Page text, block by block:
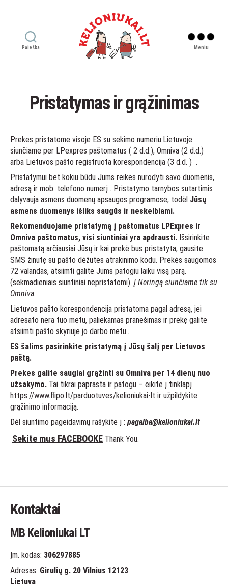
Kelioniukai
Meniu
Pristatymas ir grąžinimas
Prekes pristatome visoje ES su sekimo numeriu.Lietuvoje
siunčiame per LPexpres paštomatus ( 2 d.d.), Omniva (2 d.d.)
arba Lietuvos pašto registruota korespondencija (3 d.d. ) .
Pristatymui bet kokiu būdu Jums reikės nurodyti savo duomenis,
adresą ir mob. telefono numerį . Pristatymo tarnybos sutartimis
dalyvauja asmens duomenų apsaugos programose, todėl Jūsų
asmens duomenys išliks saugūs ir neskelbiami.
Rekomenduojame pristatymą į paštomatus LPExpres ir
Omniva paštomatus, visi siuntiniai yra apdrausti. Išsirinkite
paštomatą arčiausiai Jūsų ir kai prekė bus pristatyta, gausite
SMS žinutę su pašto dėžutės atrakinimo kodu. Prekės saugomos
72 valandas, atsiimti galite Jums patogiu laiku visą parą.
(sekmadieniais siuntiniai nepristatomi). Į Neringą siunčiame tik su
Omniva.
Lietuvos pašto korespondencija pristatoma pagal adresą, jei
adresato nėra tuo metu, paliekamas pranešimas ir prekę galite
atsiimti pašto skyriuje jo darbo metu..
ES šalims pasirinkite pristatymą į Jūsų šalį per Lietuvos
paštą.
Prekes galite saugiai grąžinti su Omniva per 14 dienų nuo
užsakymo. Tai tikrai paprasta ir patogu – eikite į tinklapį
https://www.flipo.lt/parduotuves/kelioniukai-lt ir užpildykite
grąžinimo informaciją.
Dėl siuntimo pageidavimų rašykite į : pagalba@kelioniukai.lt
Sekite mus FACEBOOKE Thank You.
Kontaktai
MB Kelioniukai LT
Įm. kodas: 306297885
Adresas: Girulių g. 20 Vilnius 12123
Lietuva
Paieška